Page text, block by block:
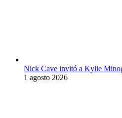
Nick Cave invitó a Kylie
1 agosto 2026